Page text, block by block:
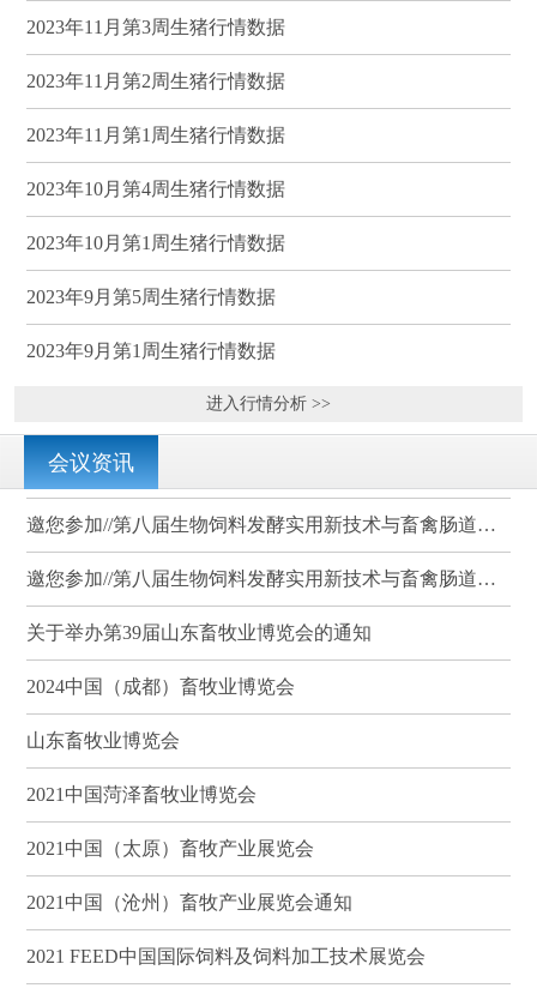
2023年11月第3周生猪行情数据
2023年11月第2周生猪行情数据
2023年11月第1周生猪行情数据
2023年10月第4周生猪行情数据
2023年10月第1周生猪行情数据
2023年9月第5周生猪行情数据
2023年9月第1周生猪行情数据
进入行情分析 >>
会议资讯
邀您参加//第八届生物饲料发酵实用新技术与畜禽肠道健康、营养科学研讨会（武汉）
邀您参加//第八届生物饲料发酵实用新技术与畜禽肠道健康、营养科学研讨会（武汉）
关于举办第39届山东畜牧业博览会的通知
2024中国（成都）畜牧业博览会
山东畜牧业博览会
2021中国菏泽畜牧业博览会
2021中国（太原）畜牧产业展览会
2021中国（沧州）畜牧产业展览会通知
2021 FEED中国国际饲料及饲料加工技术展览会